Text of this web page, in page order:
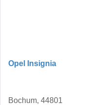
Opel Insignia
Bochum, 44801